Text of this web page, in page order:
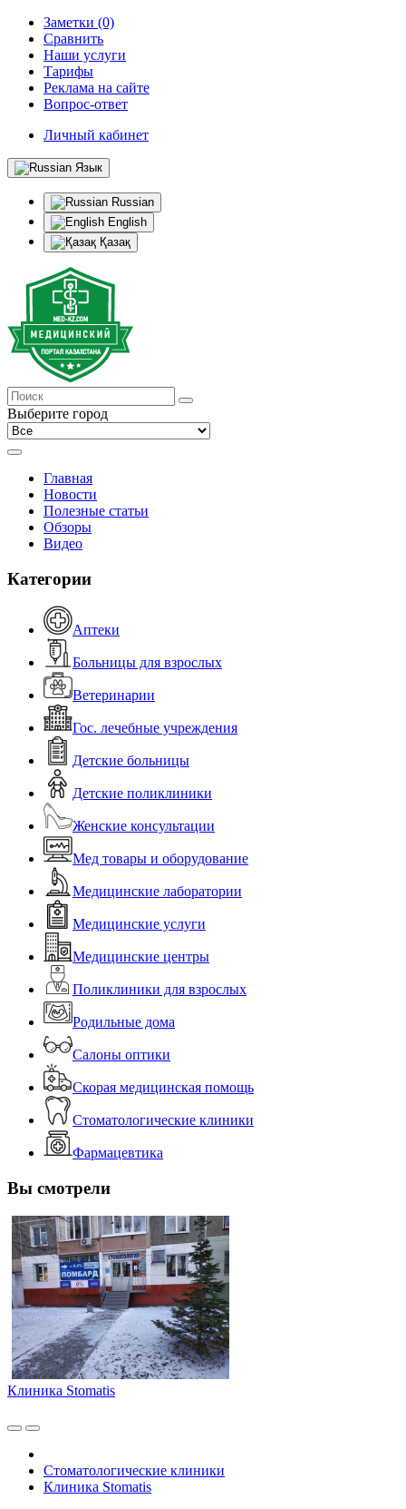
Заметки (0)
Сравнить
Наши услуги
Тарифы
Реклама на сайте
Вопрос-ответ
Личный кабинет
Язык
Russian
English
Қазақ
Выберите город
Главная
Новости
Полезные статьи
Обзоры
Видео
Категории
Аптеки
Больницы для взрослых
Ветеринарии
Гос. лечебные учреждения
Детские больницы
Детские поликлиники
Женские консультации
Мед товары и оборудование
Медицинские лаборатории
Медицинские услуги
Медицинские центры
Поликлиники для взрослых
Родильные дома
Салоны оптики
Скорая медицинская помощь
Стоматологические клиники
Фармацевтика
Вы смотрели
Клиника Stomatis
Стоматологические клиники
Клиника Stomatis